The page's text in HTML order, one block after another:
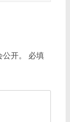
开。
必填